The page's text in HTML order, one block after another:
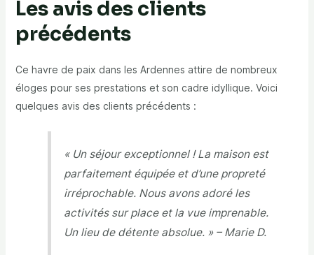
Les avis des clients
précédents
Ce havre de paix dans les Ardennes attire de nombreux
éloges pour ses prestations et son cadre idyllique. Voici
quelques avis des clients précédents :
« Un séjour exceptionnel ! La maison est
parfaitement équipée et d’une propreté
irréprochable. Nous avons adoré les
activités sur place et la vue imprenable.
Un lieu de détente absolue. » – Marie D.